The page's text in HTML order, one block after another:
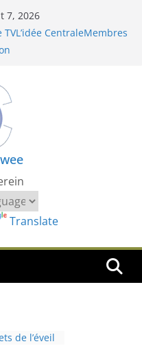
7, 2026
TVL’idée CentraleMembres
Translate
de l’éveil